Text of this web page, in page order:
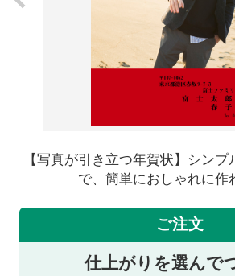
【写真が引き立つ年賀状】シン
で、簡単におしゃれに作
ご注文
仕上がりを選んで